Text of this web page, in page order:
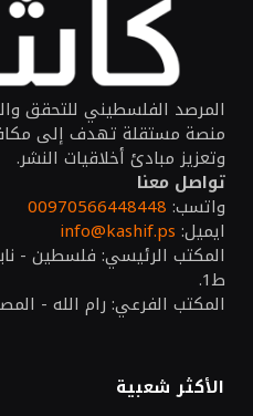
المرصد الفلسطيني للتحقق
منصة مستقلة تهدف إلى
وتعزيز مبادئ أخلاقيات النشر.
تواصل معنا
واتسب: 00970566448448
ايميل: info@kashif.ps
المكتب الرئيسي: فلسطين -
ط1.
المكتب الفرعي: رام الله -
الأكثر شعبية